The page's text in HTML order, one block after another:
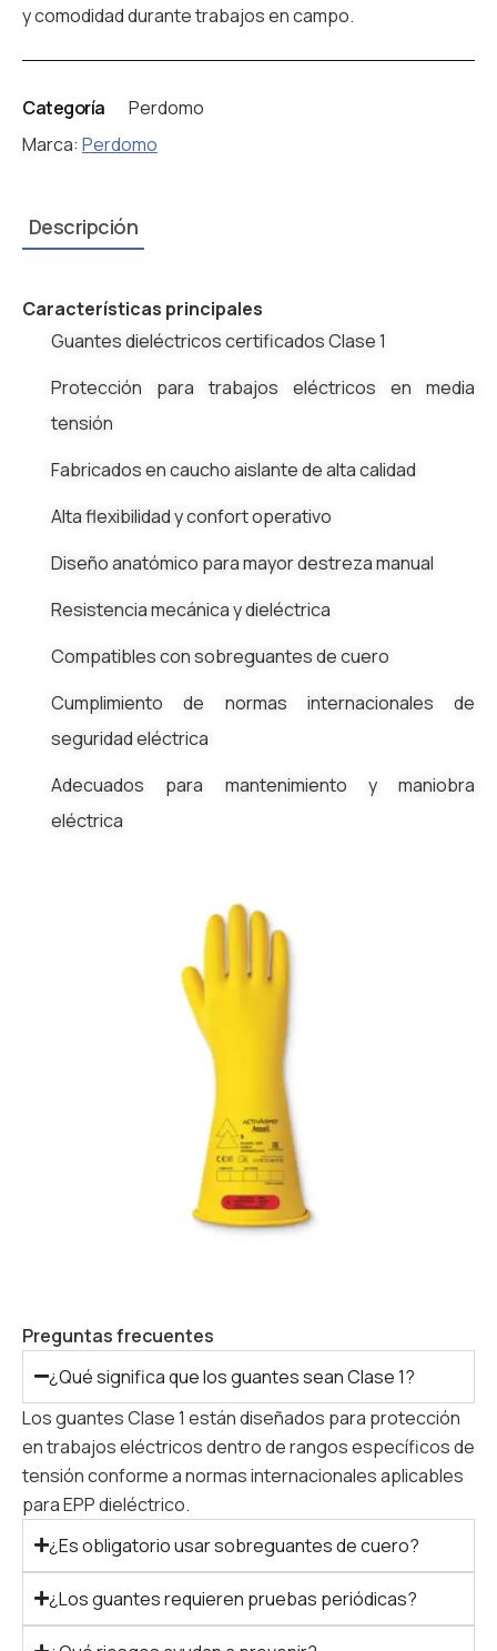
y comodidad durante trabajos en campo.
Categoría
Perdomo
Marca: Perdomo
Descripción
Características principales
Guantes dieléctricos certificados Clase 1
Protección para trabajos eléctricos en media
tensión
Fabricados en caucho aislante de alta calidad
Alta flexibilidad y confort operativo
Diseño anatómico para mayor destreza manual
Resistencia mecánica y dieléctrica
Compatibles con sobreguantes de cuero
Cumplimiento de normas internacionales de
seguridad eléctrica
Adecuados para mantenimiento y maniobra
eléctrica
Preguntas frecuentes
¿Qué significa que los guantes sean Clase 1?
Los guantes Clase 1 están diseñados para protección
en trabajos eléctricos dentro de rangos específicos de
tensión conforme a normas internacionales aplicables
para EPP dieléctrico.
¿Es obligatorio usar sobreguantes de cuero?
¿Los guantes requieren pruebas periódicas?